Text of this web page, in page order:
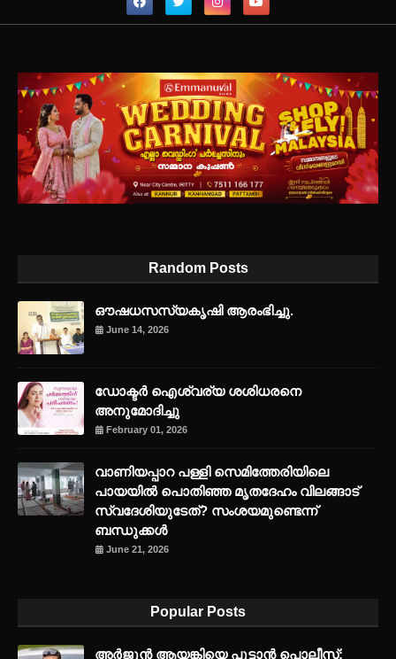
Random Posts
ഔഷധസസ്യകൃഷി ആരംഭിച്ചു.
June 14, 2026
ഡോക്ടർ ഐശ്വര്യ ശശിധരനെ
അനുമോദിച്ചു
February 01, 2026
വാണിയപ്പാറ പള്ളി സെമിത്തേരിയിലെ
പായയിൽ പൊതിഞ്ഞ മൃതദേഹം വിലങ്ങാട്
സ്വദേശിയുടേത്? സംശയമുണ്ടെന്ന്
ബന്ധുക്കൾ
June 21, 2026
Popular Posts
അര്‍ജുന്‍ ആയങ്കിയെ പൂട്ടാന്‍ പൊലീസ്;